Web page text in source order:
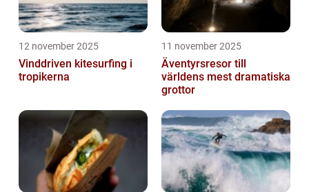
12 november 2025
Vinddriven kitesurfing i
tropikerna
11 november 2025
Äventyrsresor till
världens mest dramatiska
grottor